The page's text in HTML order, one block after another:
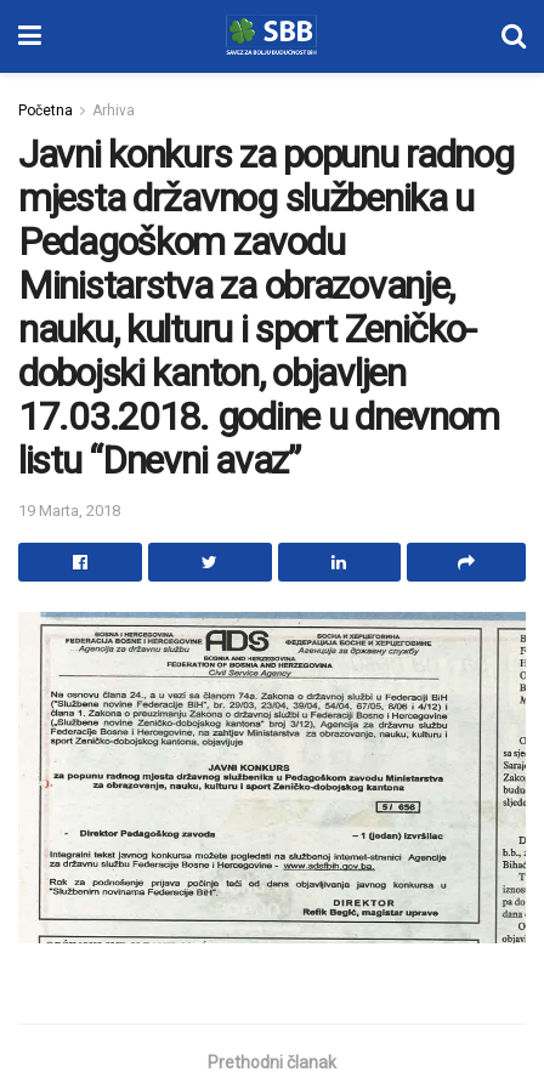
Početna Arhiva
Javni konkurs za popunu radnog
mjesta državnog službenika u
Pedagoškom zavodu
Ministarstva za obrazovanje,
nauku, kulturu i sport Zeničko-
dobojski kanton, objavljen
17.03.2018. godine u dnevnom
listu “Dnevni avaz”
19 Marta, 2018
Prethodni članak